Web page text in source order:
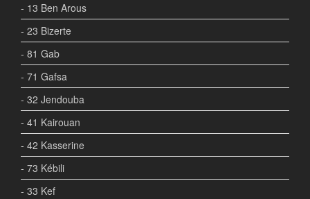
- 13 Ben Arous
- 23 Bizerte
- 81 Gab
- 71 Gafsa
- 32 Jendouba
- 41 Kairouan
- 42 Kasserine
- 73 Kébili
- 33 Kef